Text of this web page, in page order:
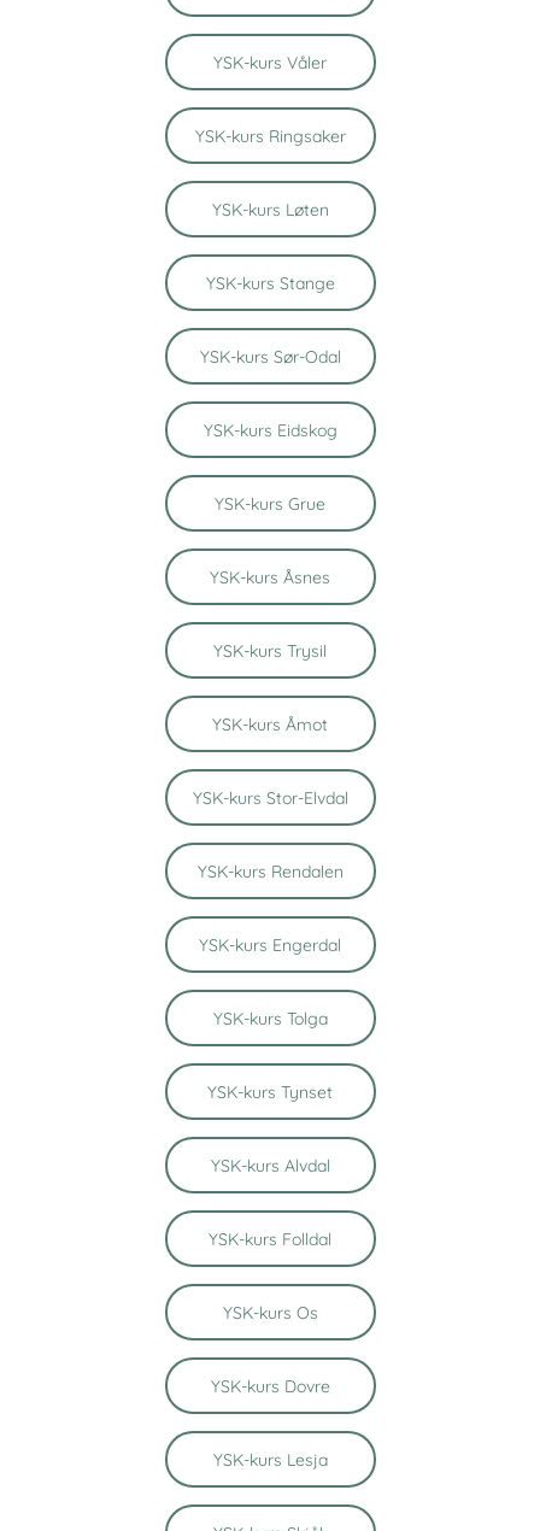
YSK-kurs Våler
YSK-kurs Ringsaker
YSK-kurs Løten
YSK-kurs Stange
YSK-kurs Sør-Odal
YSK-kurs Eidskog
YSK-kurs Grue
YSK-kurs Åsnes
YSK-kurs Trysil
YSK-kurs Åmot
YSK-kurs Stor-Elvdal
YSK-kurs Rendalen
YSK-kurs Engerdal
YSK-kurs Tolga
YSK-kurs Tynset
YSK-kurs Alvdal
YSK-kurs Folldal
YSK-kurs Os
YSK-kurs Dovre
YSK-kurs Lesja